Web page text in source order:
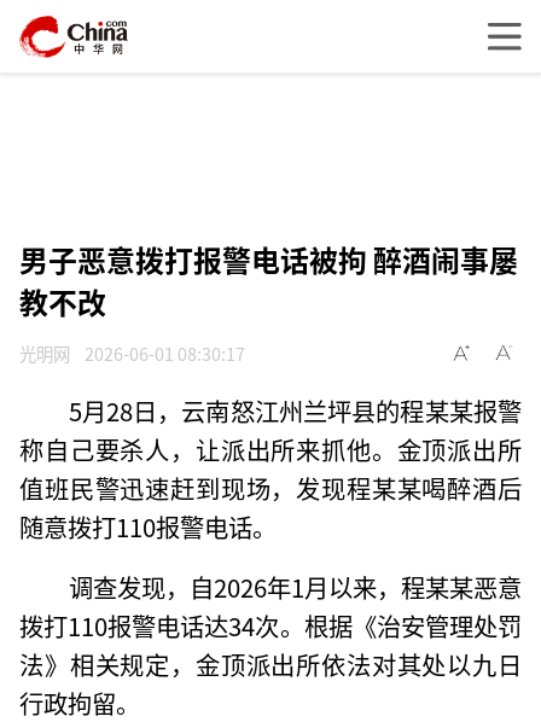
男子恶意拨打报警电话被拘 醉酒闹事屡
教不改
光明网 2026-06-01 08:30:17
5月28日，云南怒江州兰坪县的程某某报警
称自己要杀人，让派出所来抓他。金顶派出所
值班民警迅速赶到现场，发现程某某喝醉酒后
随意拨打110报警电话。
调查发现，自2026年1月以来，程某某恶意
拨打110报警电话达34次。根据《治安管理处罚
法》相关规定，金顶派出所依法对其处以九日
行政拘留。